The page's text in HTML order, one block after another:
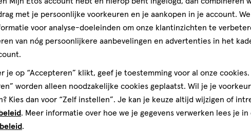
van € 79.99 voor € 39.99
79 39.
99 van
249 .99
met je persoonlijke voorkeuren en je aankopen in je account.
voor analyse-doeleinden om onze klantinzichten te
van nóg persoonlijkere aanbevelingen en advertenties in het
je op “Accepteren” klikt, geef je toestemming voor al onze cookies.
worden alleen noodzakelijke cookies geplaatst. Wil je je
Kies dan voor “Zelf instellen”. Je kan je keuze altijd wijzigen of
. Meer informatie over hoe we je gegevens verwerken lees je in
.